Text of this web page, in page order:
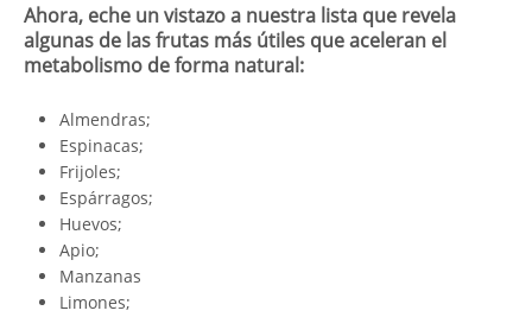
Ahora, eche un vistazo a nuestra lista que revela
algunas de las frutas más útiles que aceleran el
metabolismo de forma natural:
Almendras;
Espinacas;
Frijoles;
Espárragos;
Huevos;
Apio;
Manzanas
Limones;